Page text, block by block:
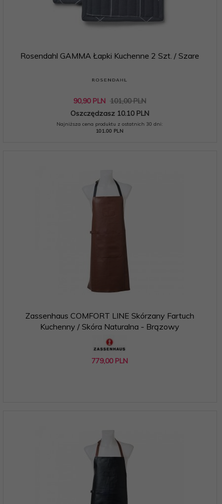
Rosendahl GAMMA Łapki Kuchenne 2 Szt. / Szare
90,90 PLN 101,00 PLN
Oszczędzasz 10.10 PLN
Najniższa cena produktu z ostatnich 30 dni:
101.00 PLN
Zassenhaus COMFORT LINE Skórzany Fartuch
Kuchenny / Skóra Naturalna - Brązowy
779,00 PLN